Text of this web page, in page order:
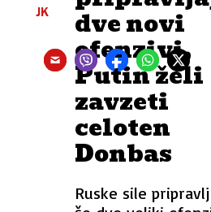
dve novi
ofenzivi,
Putin želi
zavzeti
celoten
Donbas
Ruske sile
JK